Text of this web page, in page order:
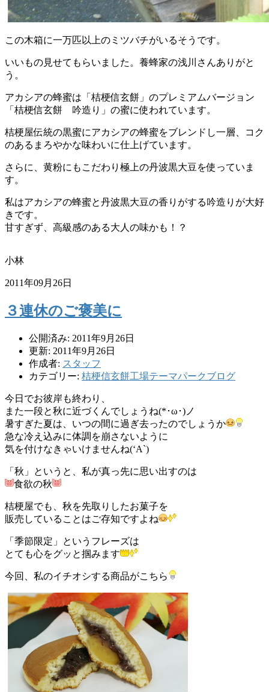
この木箱に一万匹以上のミツバチがいるそうです。
いいもの見せてもらいました。養蜂家の浅川さんありがと
う。
アカシアの蜂蜜は「桔梗信玄餅」のプレミアムバージョン
「桔梗信玄餅 吟造り」の蜜に使われています。
桔梗屋伝統の黒蜜にアカシアの蜂蜜をブレンドし一層、コク
のあるまろやかな味わいに仕上げています。
さらに、黄粉にもこだわり極上の丹波黒大豆を使っていま
す。
私はアカシアの蜂蜜と丹波黒大豆の香りがする吟造りが大好
きです。
甘すぎず、高級感のある大人の味かも！？
小林
2011年09月26日
３連休のご褒美に
公開済み: 2011年9月26日
更新: 2011年9月26日
作成者: スタッフ
カテゴリー: 桔梗信玄餅工場テーマパークブログ
今日でお彼岸も終わり、
また一段と秋に近づくんでしょうね(*･ω･)ノ
暑すぎた夏は、いつの間に過ぎ去ったのでしょうか
急な冷え込みに体調を崩さないように
気を付けなきゃいけませんね(‘A`)
「秋」というと、私が真っ先に思い出すのは
食欲の秋
桔梗屋でも、秋を先取りしたお菓子を
販売していることはご存知ですよね
「季節限定」というフレーズは
とても心をグッと掴みます
今回、私のイチオシする商品がこちら